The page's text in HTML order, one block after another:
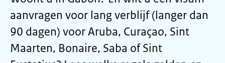
aanvragen voor lang verblijf (langer dan
90 dagen) voor Aruba, Curaçao, Sint
Maarten, Bonaire, Saba of Sint